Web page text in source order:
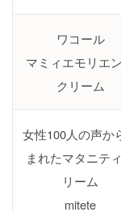
ワコール
マミィエモリエ
クリーム
女性100人の声か
まれたマタニテ
リーム
mitete